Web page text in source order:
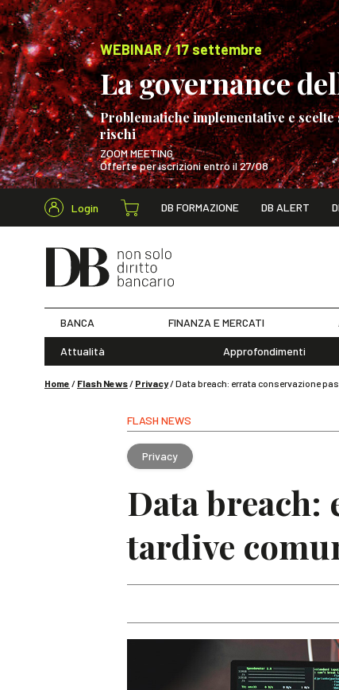
WEBINAR / 17 settembre
La governance
Problematiche implementative e
rischi
ZOOM MEETING
Offerte per iscrizioni entro il 27/08
WEBINAR /
Login DB FORMAZIONE DB ALERT
Cerca
BANCA FINANZA E MERCATI
Attualità Approfondimenti
Home / Flash News/ Privacy/Data breach: errata conservazione
FLASH NEWS
Privacy
Data breach:
tardive